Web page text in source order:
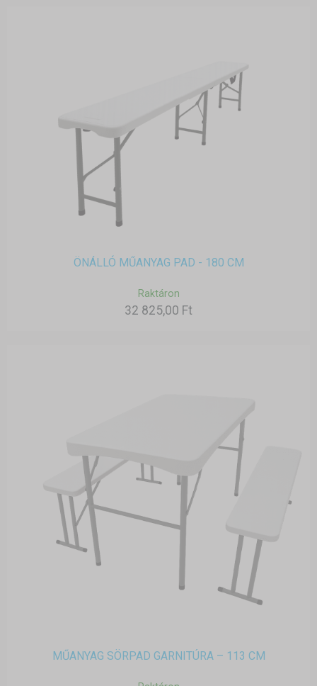
ÖNÁLLÓ MŰANYAG PAD - 180 CM
Raktáron
32 825,00 Ft
MŰANYAG SÖRPAD GARNITÚRA – 113 CM